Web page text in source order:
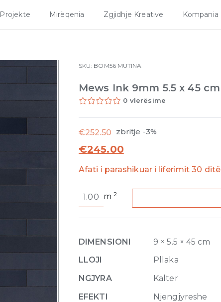
Projekte Mirëqenia Zgjidhje Kreative Kompania
SKU: BOM56 MUTINA
Mews Ink 9mm 5.5 x 45 cm
0 vlerësime
€252.50 zbritje -3%
€245.00
Afati i parashikuar i liferimit 30 ditë
Ink
45
cm
m2
DIMENSIONI
9 × 5.5 × 45 cm
LLOJI
Pllaka
NGJYRA
Kalter
EFEKTI
Njengjyreshe